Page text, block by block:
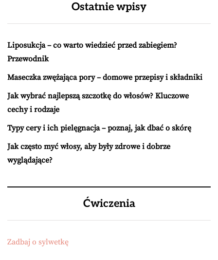
Ostatnie wpisy
Liposukcja – co warto wiedzieć przed zabiegiem?
Przewodnik
Maseczka zwężająca pory – domowe przepisy i składniki
Jak wybrać najlepszą szczotkę do włosów? Kluczowe
cechy i rodzaje
Typy cery i ich pielęgnacja – poznaj, jak dbać o skórę
Jak często myć włosy, aby były zdrowe i dobrze
wyglądające?
Ćwiczenia
Zadbaj o sylwetkę